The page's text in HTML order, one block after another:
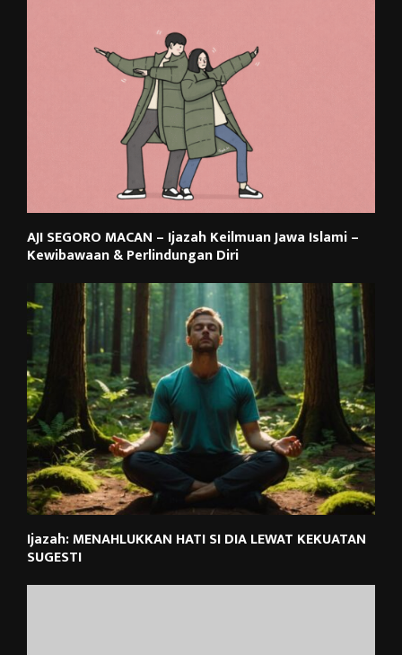
AJI SEGORO MACAN – Ijazah Keilmuan Jawa Islami –
Kewibawaan & Perlindungan Diri
Ijazah: MENAHLUKKAN HATI SI DIA LEWAT KEKUATAN
SUGESTI